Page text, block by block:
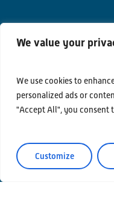
We value your
We use cookies to
personalized ads or
"Accept All", you consent
Customize
Contatti
Privacy Policy